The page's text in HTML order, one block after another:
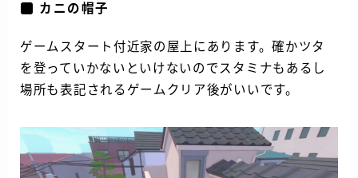
カニの帽子
ゲームスタート付近家の屋上にあります。確かツタ
を登っていかないといけないのでスタミナもあるし
場所も表記されるゲームクリア後がいいです。